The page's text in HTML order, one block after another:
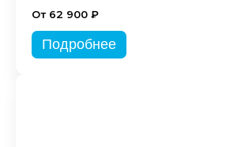
От 62 900 ₽
Подробнее